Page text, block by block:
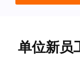
单位新员